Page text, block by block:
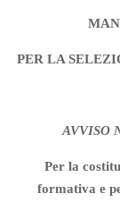
PER LA
AVVISO
Per la
formativa e